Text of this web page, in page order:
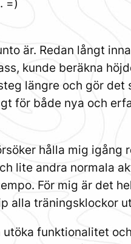
är. Redan långt
kunde beräkna
längre och gör
för både nya och
hålla mig igång
lite andra normala
För mig är det
alla träningsklockor
funktionalitet